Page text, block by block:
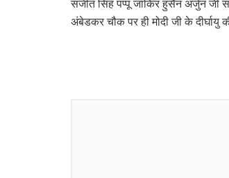
संजीत सिंह पप्पू जाकिर हुसैन अर्जुन जी
अंबेडकर चौक पर ही मोदी जी के